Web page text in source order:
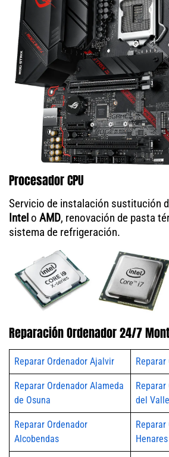
Procesador CPU
Servicio de instalación sustitución
Intelo AMD, renovación de pasta
sistema de refrigeración.
Reparación Ordenador 24/7
Reparar Ordenador Ajalvir
Reparar Ordenador Alameda
de Osuna
del Valle
Reparar Ordenador
Alcobendas
Henares